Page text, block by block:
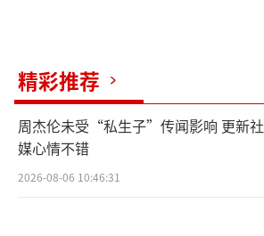
精彩推荐
周杰伦未受“私生子”传闻影响 更新社
媒心情不错
2026-08-06 10:46:31